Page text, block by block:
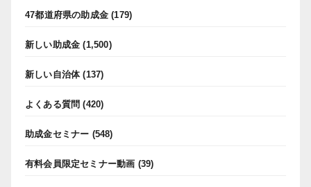
47都道府県の助成金 (179)
新しい助成金 (1,500)
新しい自治体(137)
よくある質問 (420)
助成金セミナー (548)
有料会員限定セミナー動画 (39)